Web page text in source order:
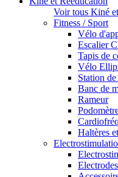
Voir tous Kiné
Fitness / Sport
Vélo
Escalier
Tapis de
Vélo
Station
Banc de
Rameur
Haltères